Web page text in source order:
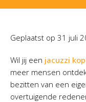
Geplaatst op 31 juli
Wil jij een jacuzzi
meer mensen
bezitten van een
overtuigende